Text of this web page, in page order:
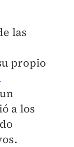
las
propio
a los